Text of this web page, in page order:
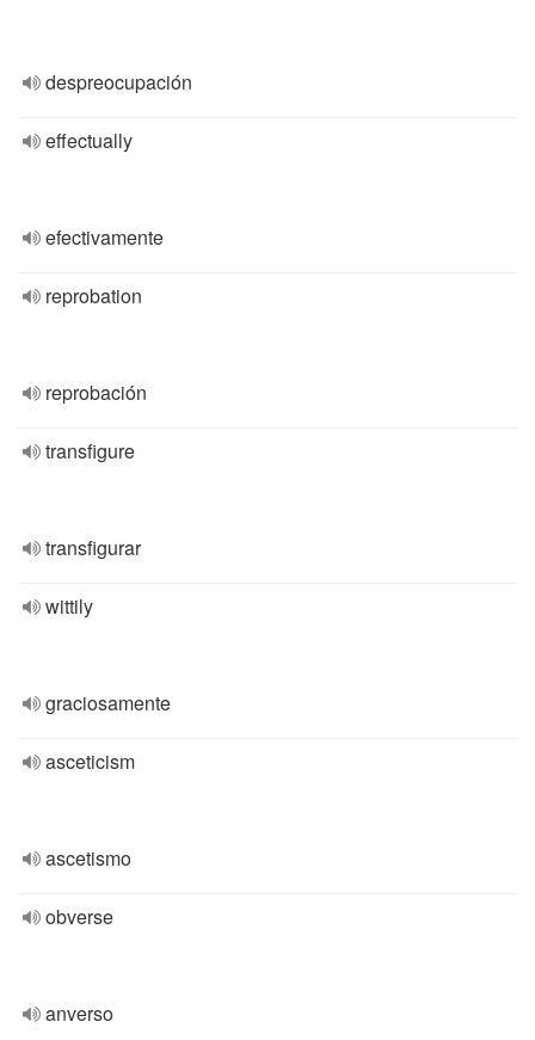
despreocupación
effectually
efectivamente
reprobation
reprobación
transfigure
transfigurar
wittily
graciosamente
asceticism
ascetismo
obverse
anverso